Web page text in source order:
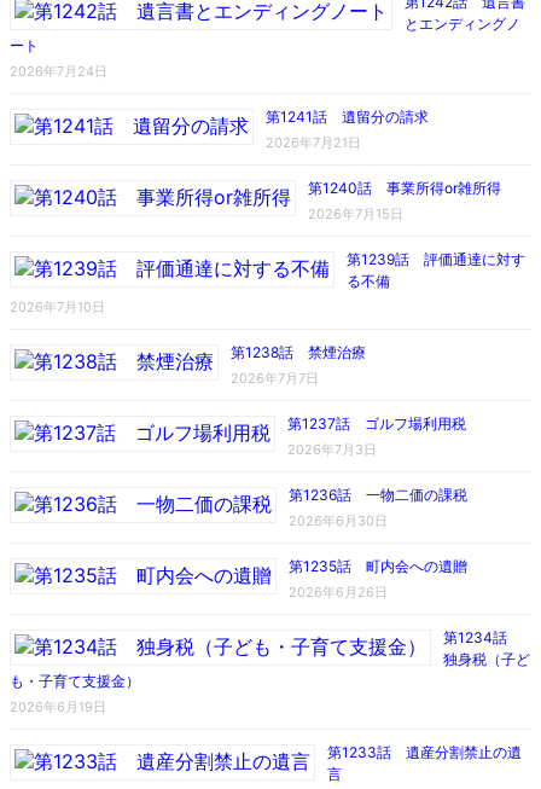
とエンディングノ
ート
2026年7月24日
第1241話 遺留分の請求
2026年7月21日
第1240話 事業所得or雑所得
2026年7月15日
第1239話 評価通達に対す
る不備
2026年7月10日
第1238話 禁煙治療
2026年7月7日
第1237話 ゴルフ場利用税
2026年7月3日
第1236話 一物二価の課税
2026年6月30日
第1235話 町内会への遺贈
2026年6月26日
第1234話
独身税（子ど
も・子育て支援金）
2026年6月19日
第1233話 遺産分割禁止の遺
言